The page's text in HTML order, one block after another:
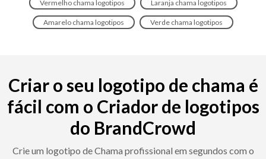
Vermelho chama logotipos Laranja chama logotipos
Amarelo chama logotipos Verde chama logotipos
Criar o seu logotipo de chama é
fácil com o Criador de logotipos
do BrandCrowd
Crie um logotipo de Chama profissional em segundos com o